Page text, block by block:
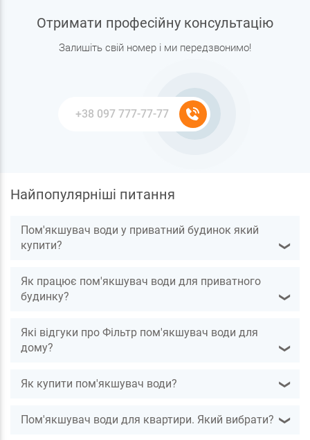
Отримати професійну консультацію
Залишіть свій номер і ми передзвонимо!
Найпопулярніші питання
Пом'якшувач води у приватний будинок який
купити?
❯
Як працює пом'якшувач води для приватного
будинку?
❯
Які відгуки про Фільтр пом'якшувач води для
дому?
❯
Як купити пом'якшувач води? ❯
Пом'якшувач води для квартири. Який вибрати? ❯